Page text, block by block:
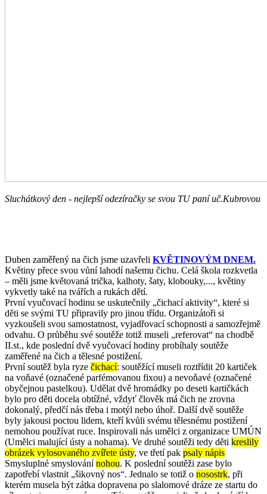
Sluchátkový den - nejlepší odezíračky se svou TU paní uč.Kubrovou
Duben zaměřený na čich jsme uzavřeli KVĚTINOVÝM DNEM.
Květiny přece svou vůní lahodí našemu čichu. Celá škola rozkvetla
– měli jsme květovaná trička, kalhoty, šaty, klobouky,..., květiny
vykvetly také na tvářích a rukách dětí.
První vyučovací hodinu se uskutečnily „čichací aktivity“, které si
děti se svými TU připravily pro jinou třídu. Organizátoři si
vyzkoušeli svou samostatnost, vyjadřovací schopnosti a samozřejmě
odvahu. O průběhu své soutěže totiž museli „referovat“ na chodbě
II.st., kde poslední dvě vyučovací hodiny probíhaly soutěže
zaměřené na čich a tělesné postižení.
První soutěž byla ryze čichací: soutěžící museli roztřídit 20 kartiček
na voňavé (označené parfémovanou fixou) a nevoňavé (označené
obyčejnou pastelkou). Udělat dvě hromádky po deseti kartičkách
bylo pro děti docela obtížné, vždyť člověk má čich ne zrovna
dokonalý, předčí nás třeba i motýl nebo úhoř. Další dvě soutěže
byly jakousi poctou lidem, kteří kvůli svému tělesnému postižení
nemohou používat ruce. Inspirovali nás umělci z organizace UMÚN
(Umělci malující ústy a nohama). Ve druhé soutěži tedy děti kreslily
obrázek vylosovaného zvířete ústy, ve třetí pak psaly nápis
Smysluplné smyslovánínohou. K poslední soutěži zase bylo
zapotřebí vlastnit „šikovný nos“. Jednalo se totiž o nosostrk, při
kterém musela být zátka dopravena po slalomové dráze ze startu do